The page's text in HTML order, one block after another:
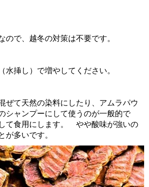
ので、越冬の対策は不要です。
水挿し）で増やしてください。
ぜて天然の染料にしたり、アムラパウ
シャンプーにして使うのが一般的で
て食用にします。 やや酸味が強いの
が多いです。